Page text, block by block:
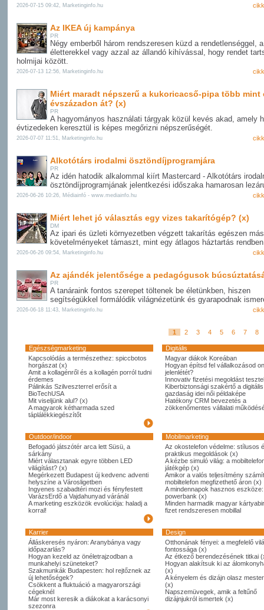
2026-07-15 09:42, Marketinginfo.hu
Az IKEA új kampánya
PR
Négy emberből három rendszeresen küzd a rendetlenséggel,
életterekkel vagy azzal az állandó kihívással, hogy rendet
holmijai között.
2026-07-13 12:56, Marketinginfo.hu
Miért maradt népszerű a kukoricacső-pipa több mint
évszázadon át? (x)
PR
A hagyományos használati tárgyak közül kevés akad, amely
évtizedeken keresztül is képes megőrizni népszerűségét.
2026-07-07 11:51, Marketinginfo.hu
Alkotótárs irodalmi ösztöndíjprogramjára
PR
Az idén hatodik alkalommal kiírt Mastercard - Alkotótárs
ösztöndíjprogramjának jelentkezési időszaka hamarosan
2026-06-26 10:26, Médiainfó - www.mediainfo.hu
Miért lehet jó választás egy vizes takarítógép? (x)
DM
Az ipari és üzleti környezetben végzett takarítás egészen más
követelményeket támaszt, mint egy átlagos háztartás
2026-06-26 09:54, Marketinginfo.hu
Az ajándék jelentősége a pedagógusok
PR
A tanáraink fontos szerepet töltenek be életünkben, hiszen
segítségükkel formálódik világnézetünk és gyarapodnak
2026-06-18 11:43, Marketinginfo.hu
1 2 3 4 5 6 7 8
Egészségmarketing
Digitális
Kapcsolódás a természethez: spiccbotos
horgászat (x)
Amit a kollagénről és a kollagén porról tudni
érdemes
Pálinkás Szilveszterrel erősít a
BioTechUSA
Mit viseljünk alul? (x)
A magyarok kétharmada szed
táplálékkiegészítőt
Magyar diákok Koreában
Hogyan építsd fel vállalkozásod
jelenlétét?
Innovativ fizetési megoldást
Kiberbiztonsági szakértő a digitális
gazdaság idei női példaképe
Hatékony CRM bevezetés a
zökkenőmentes vállalati
Outdoor/indoor
Mobilmarketing
Befogadó játszótér arca lett Süsü, a
sárkány
Miért választanak egyre többen LED
világítást? (x)
Megérkezett Budapest új kedvenc adventi
helyszíne a Városligetben
Ingyenes szabadtéri mozi és fényfestett
VarázsErdő a Vajdahunyad váránál
A marketing eszközök evolúciója: haladj a
korral!
Az okostelefon védelme: stílusos
praktikus megoldások (x)
A kézbe simuló világ: a
játékgép (x)
Amikor a valós teljesítmény
mobiltelefon megfizethető áron (x)
A mindennapok hasznos
powerbank (x)
Minden harmadik magyar
fizet rendszeresen mobillal
Karrier
Design
Álláskeresés nyáron: Aranybánya vagy
időpazarlás?
Hogyan kezeld az önéletrajzodban a
munkahelyi szüneteket?
Szakmunkák Budapesten: hol rejtőznek az
új lehetőségek?
Csökkent a fluktuáció a magyarországi
cégeknél
Már most keresik a diákokat a karácsonyi
szezonra
Otthonának fényei: a megfelelő
fontossága (x)
Az étkező berendezésének titkai
Hogyan alakítsuk ki az
(x)
A kényelem és dizájn olasz
(x)
Napszemüvegek, amik a feltűnő
dizájnjukról ismertek (x)